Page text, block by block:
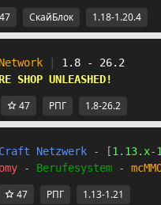
СкайБлок 1.18-1.20.4
Network
1.8 - 26.2
SHOP
47 РПГ 1.8-26.2
Netzwerk - [1.13.x-
- Berufesystem -
47 РПГ 1.13-1.21